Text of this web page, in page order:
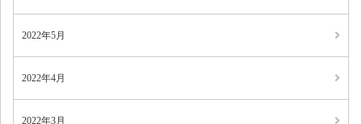
2022年5月
2022年4月
2022年3月